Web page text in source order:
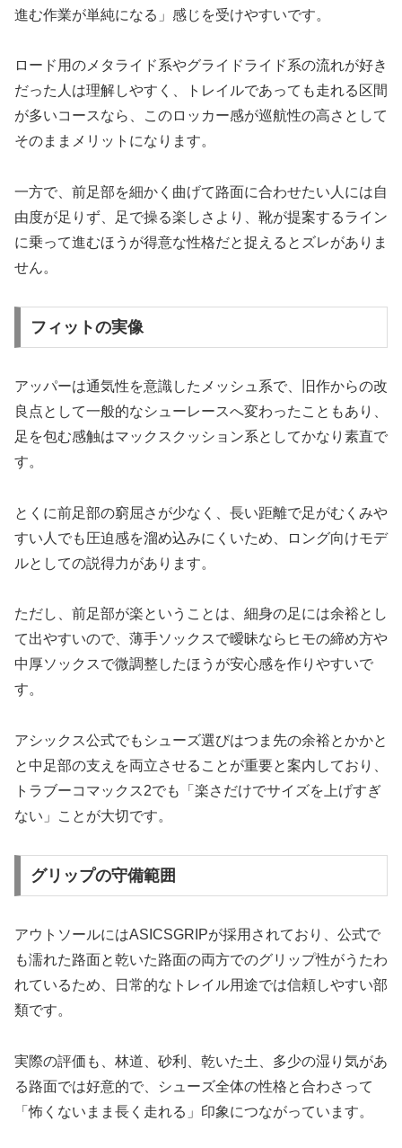
進む作業が単純になる」感じを受けやすいです。
ロード用のメタライド系やグライドライド系の流れが好き
だった人は理解しやすく、トレイルであっても走れる区間
が多いコースなら、このロッカー感が巡航性の高さとして
そのままメリットになります。
一方で、前足部を細かく曲げて路面に合わせたい人には自
由度が足りず、足で操る楽しさより、靴が提案するライン
に乗って進むほうが得意な性格だと捉えるとズレがありま
せん。
フィットの実像
アッパーは通気性を意識したメッシュ系で、旧作からの改
良点として一般的なシューレースへ変わったこともあり、
足を包む感触はマックスクッション系としてかなり素直で
す。
とくに前足部の窮屈さが少なく、長い距離で足がむくみや
すい人でも圧迫感を溜め込みにくいため、ロング向けモデ
ルとしての説得力があります。
ただし、前足部が楽ということは、細身の足には余裕とし
て出やすいので、薄手ソックスで曖昧ならヒモの締め方や
中厚ソックスで微調整したほうが安心感を作りやすいで
す。
アシックス公式でもシューズ選びはつま先の余裕とかかと
と中足部の支えを両立させることが重要と案内しており、
トラブーコマックス2でも「楽さだけでサイズを上げすぎ
ない」ことが大切です。
グリップの守備範囲
アウトソールにはASICSGRIPが採用されており、公式で
も濡れた路面と乾いた路面の両方でのグリップ性がうたわ
れているため、日常的なトレイル用途では信頼しやすい部
類です。
実際の評価も、林道、砂利、乾いた土、多少の湿り気があ
る路面では好意的で、シューズ全体の性格と合わさって
「怖くないまま長く走れる」印象につながっています。